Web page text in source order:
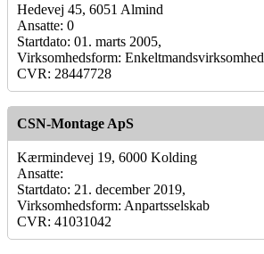
Hedevej 45, 6051 Almind
Ansatte: 0
Startdato: 01. marts 2005,
Virksomhedsform: Enkeltmandsvirksomhed
CVR: 28447728
CSN-Montage ApS
Kærmindevej 19, 6000 Kolding
Ansatte:
Startdato: 21. december 2019,
Virksomhedsform: Anpartsselskab
CVR: 41031042